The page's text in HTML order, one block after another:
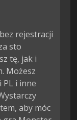
rejestracji
sto
tę, jak i
Możesz
PL i inne
aby móc